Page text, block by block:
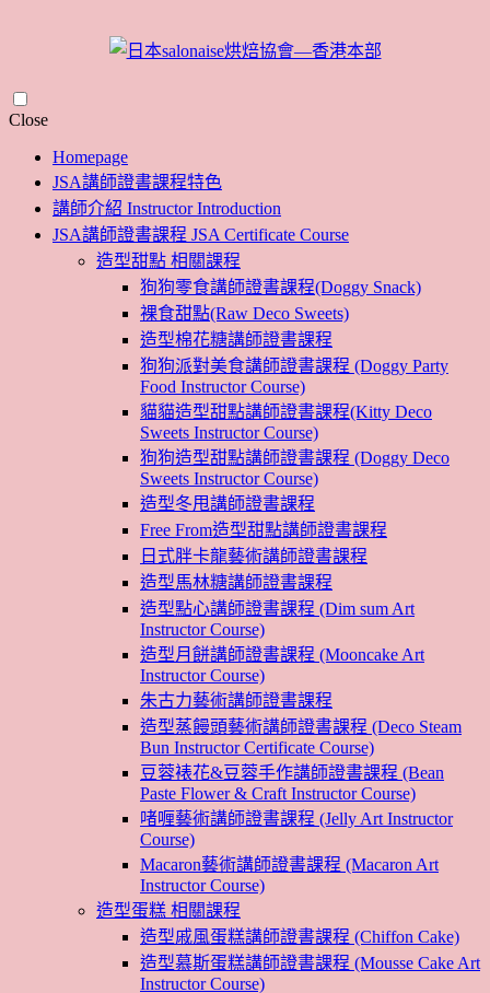
CloseSkip
content
Homepage
JSA講師證書課程特色
講師介紹 Instructor Introduction
JSA講師證書課程 JSA Certificate Course
造型甜點 相關課程
狗狗零食講師證書課程(Doggy Snack)
裸食甜點(Raw Deco Sweets)
造型棉花糖講師證書課程
狗狗派對美食講師證書課程 (Doggy Party
Food Instructor Course)
貓貓造型甜點講師證書課程(Kitty Deco
Sweets Instructor Course)
狗狗造型甜點講師證書課程 (Doggy Deco
Sweets Instructor Course)
造型冬甩講師證書課程
Free From造型甜點講師證書課程
日式胖卡龍藝術講師證書課程
造型馬林糖講師證書課程
造型點心講師證書課程 (Dim sum Art
Instructor Course)
造型月餅講師證書課程 (Mooncake Art
Instructor Course)
朱古力藝術講師證書課程
造型蒸饅頭藝術講師證書課程 (Deco Steam
Bun Instructor Certificate Course)
豆蓉裱花&豆蓉手作講師證書課程 (Bean
Paste Flower & Craft Instructor Course)
啫喱藝術講師證書課程 (Jelly Art Instructor
Course)
Macaron藝術講師證書課程 (Macaron Art
Instructor Course)
造型蛋糕 相關課程
造型戚風蛋糕講師證書課程 (Chiffon Cake)
造型慕斯蛋糕講師證書課程 (Mousse Cake Art
Instructor Course)